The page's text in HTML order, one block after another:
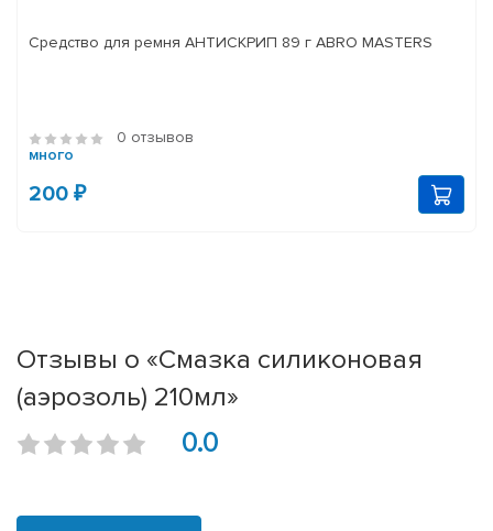
Средство для ремня АНТИСКРИП 89 г ABRO MASTERS
0 отзывов
много
200 ₽
Отзывы о «Смазка силиконовая
(аэрозоль) 210мл»
0.0